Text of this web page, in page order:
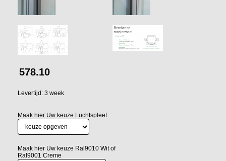
578.10
Levertijd: 3 week
Maak hier Uw keuze Luchtspleet
Maak hier Uw keuze Ral9010 Wit of
Ral9001 Creme